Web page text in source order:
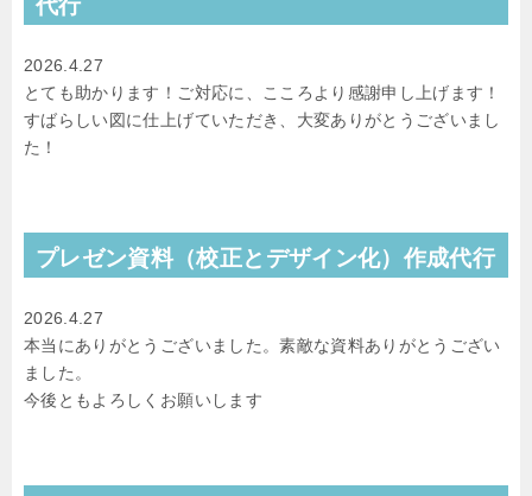
代行
2026.4.27
とても助かります！ご対応に、こころより感謝申し上げます！
すばらしい図に仕上げていただき、大変ありがとうございまし
た！
プレゼン資料（校正とデザイン化）作成代行
2026.4.27
本当にありがとうございました。素敵な資料ありがとうござい
ました。
今後ともよろしくお願いします